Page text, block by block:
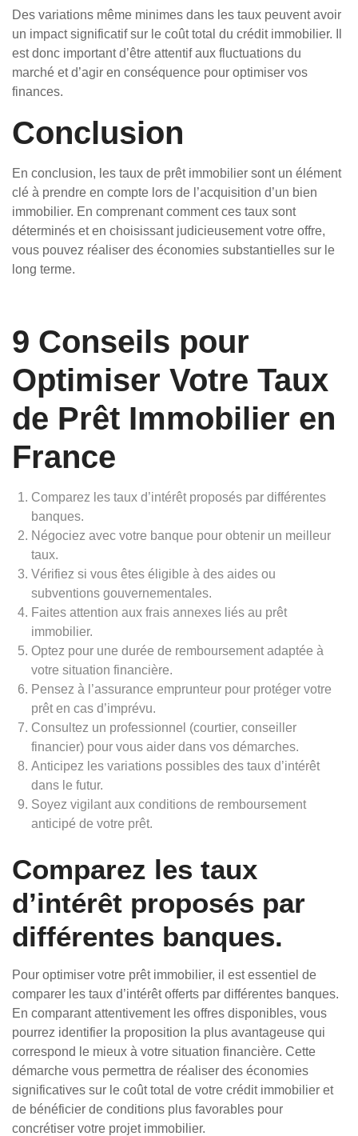
Des variations même minimes dans les taux peuvent avoir
un impact significatif sur le coût total du crédit immobilier. Il
est donc important d’être attentif aux fluctuations du
marché et d’agir en conséquence pour optimiser vos
finances.
Conclusion
En conclusion, les taux de prêt immobilier sont un élément
clé à prendre en compte lors de l’acquisition d’un bien
immobilier. En comprenant comment ces taux sont
déterminés et en choisissant judicieusement votre offre,
vous pouvez réaliser des économies substantielles sur le
long terme.
9 Conseils pour
Optimiser Votre Taux
de Prêt Immobilier en
France
Comparez les taux d’intérêt proposés par différentes
banques.
Négociez avec votre banque pour obtenir un meilleur
taux.
Vérifiez si vous êtes éligible à des aides ou
subventions gouvernementales.
Faites attention aux frais annexes liés au prêt
immobilier.
Optez pour une durée de remboursement adaptée à
votre situation financière.
Pensez à l’assurance emprunteur pour protéger votre
prêt en cas d’imprévu.
Consultez un professionnel (courtier, conseiller
financier) pour vous aider dans vos démarches.
Anticipez les variations possibles des taux d’intérêt
dans le futur.
Soyez vigilant aux conditions de remboursement
anticipé de votre prêt.
Comparez les taux
d’intérêt proposés par
différentes banques.
Pour optimiser votre prêt immobilier, il est essentiel de
comparer les taux d’intérêt offerts par différentes banques.
En comparant attentivement les offres disponibles, vous
pourrez identifier la proposition la plus avantageuse qui
correspond le mieux à votre situation financière. Cette
démarche vous permettra de réaliser des économies
significatives sur le coût total de votre crédit immobilier et
de bénéficier de conditions plus favorables pour
concrétiser votre projet immobilier.